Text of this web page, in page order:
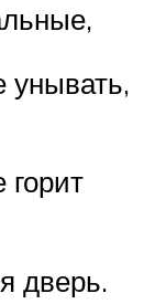
унывать,
дверь.